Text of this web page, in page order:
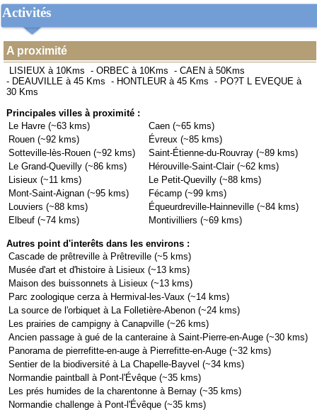
Activités
A proximité
LISIEUX à 10Kms - ORBEC à 10Kms - CAEN à 50Kms
- DEAUVILLE à 45 Kms - HONTLEUR à 45 Kms - PO?T L EVEQUE à
30 Kms
Principales villes à proximité :
Le Havre (~63 kms)
Caen (~65 kms)
Rouen (~92 kms)
Évreux (~85 kms)
Sotteville-lès-Rouen (~92 kms)
Saint-Étienne-du-Rouvray (~89 kms)
Le Grand-Quevilly (~86 kms)
Hérouville-Saint-Clair (~62 kms)
Lisieux (~11 kms)
Le Petit-Quevilly (~88 kms)
Mont-Saint-Aignan (~95 kms)
Fécamp (~99 kms)
Louviers (~88 kms)
Équeurdreville-Hainneville (~84 kms)
Elbeuf (~74 kms)
Montivilliers (~69 kms)
Autres point d'interêts dans les environs :
Cascade de prêtreville à Prêtreville (~5 kms)
Musée d'art et d'histoire à Lisieux (~13 kms)
Maison des buissonnets à Lisieux (~13 kms)
Parc zoologique cerza à Hermival-les-Vaux (~14 kms)
La source de l'orbiquet à La Folletière-Abenon (~24 kms)
Les prairies de campigny à Canapville (~26 kms)
Ancien passage à gué de la canteraine à Saint-Pierre-en-Auge (~30 kms)
Panorama de pierrefitte-en-auge à Pierrefitte-en-Auge (~32 kms)
Sentier de la biodiversité à La Chapelle-Bayvel (~34 kms)
Normandie paintball à Pont-l'Évêque (~35 kms)
Les prés humides de la charentonne à Bernay (~35 kms)
Normandie challenge à Pont-l'Évêque (~35 kms)